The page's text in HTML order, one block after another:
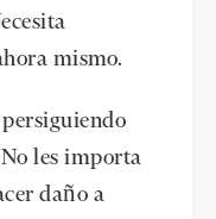
mismo.
persiguiendo
No les importa
daño a